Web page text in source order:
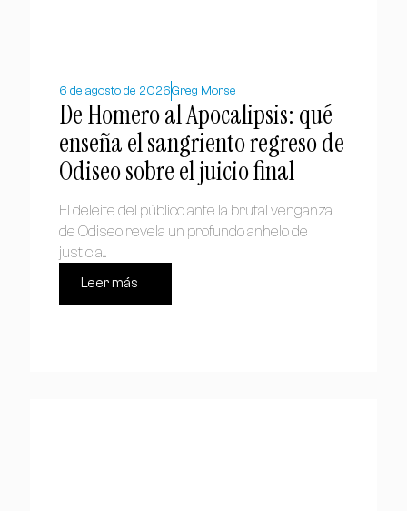
6 de agosto de 2026Greg Morse
De Homero al Apocalipsis: qué
enseña el sangriento regreso de
Odiseo sobre el juicio final
El deleite del público ante la brutal venganza
de Odiseo revela un profundo anhelo de
justicia....
Leer más